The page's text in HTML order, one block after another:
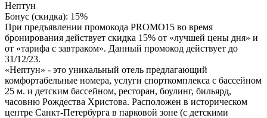
Нептун
Бонус (скидка): 15%
При предъявлении промокода PROMO15 во время
бронирования действует скидка 15% от «лучшей цены дня» и
от «тарифа с завтраком». Данный промокод действует до
31/12/23.
«Нептун» - это уникальный отель предлагающий
комфортабельные номера, услуги спорткомплекса с бассейном
25 м. и детским бассейном, ресторан, боулинг, бильярд,
часовню Рождества Христова. Расположен в историческом
центре Санкт-Петербурга в парковой зоне (с детскими